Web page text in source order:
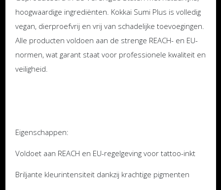
hoogwaardige ingrediënten. Kokkai Sumi Plus is volledig
vegan, dierproefvrij en vrij van schadelijke toevoegingen.
Alle producten voldoen aan de strenge REACH- en EU-
normen, wat garant staat voor professionele kwaliteit en
veiligheid.
Eigenschappen:
Voldoet aan REACH en EU-regelgeving voor tattoo-inkt
Briljante kleurintensiteit dankzij krachtige pigmenten